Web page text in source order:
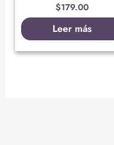
$179.00
Leer más